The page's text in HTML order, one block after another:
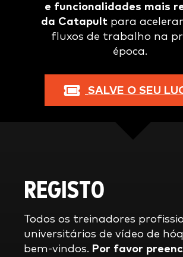
e funcionalidades mais
da Catapult para
fluxos de trabalho na
época.
SALVE O SEU
REGISTO
Todos os treinadores
universitários de vídeo de
bem-vindos. Por favor